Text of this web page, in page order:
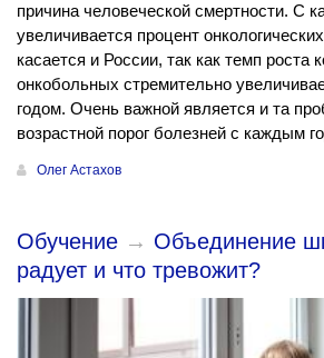
причина человеческой смертности. С
увеличивается процент
касается и России, так как темп роста
онкобольных стремительно
годом. Очень важной является и та
возрастной порог болезней с каждым
Олег Астахов
Обучение → Объединение
радует и что тревожит?